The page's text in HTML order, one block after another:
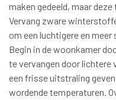
maken gedeeld, maar
Vervang zware
om een luchtigere en
Begin in de woonkamer
te vervangen door lichtere
een frisse uitstraling
wordende temperaturen.